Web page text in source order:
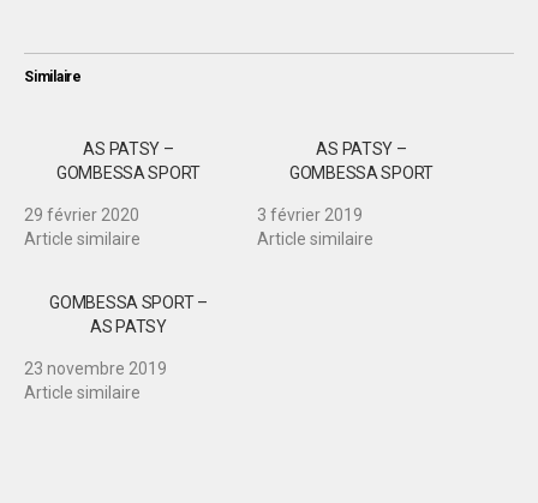
Similaire
AS PATSY –
GOMBESSA SPORT
29 février 2020
Article similaire
AS PATSY –
GOMBESSA SPORT
3 février 2019
Article similaire
GOMBESSA SPORT –
AS PATSY
23 novembre 2019
Article similaire